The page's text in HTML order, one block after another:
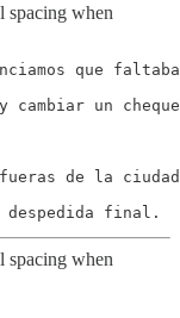
when
que
un
de la
when